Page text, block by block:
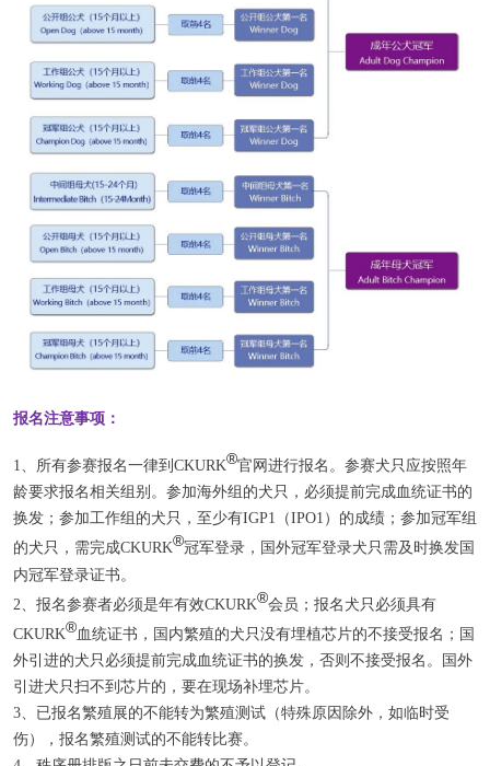
报名注意事项：
1、所有参赛报名一律到CKURK®官网进行报名。参赛犬只应按照年
龄要求报名相关组别。 参加海外组的犬只，必须提前完成血统证书的
换发； 参加工作组的犬只，至少有IGP1（IPO1）的成绩； 参加冠军组
的犬只，需完成CKURK®冠军登录，国外冠军登录犬只需及时换发国
内冠军登录证书。
2、报名参赛者必须是年有效CKURK®会员；报名犬只必须具有
CKURK®血统证书，国内繁殖的犬只没有埋植芯片的不接受报名； 国
外引进的犬只必须提前完成血统证书的换发，否则不接受报名。
国外
引进犬只扫不到芯片的，要在现场补埋芯片。
3、已报名繁殖展的不能转为繁殖测试（特殊原因除外，如临时受
伤），报名繁殖测试的不能转比赛。